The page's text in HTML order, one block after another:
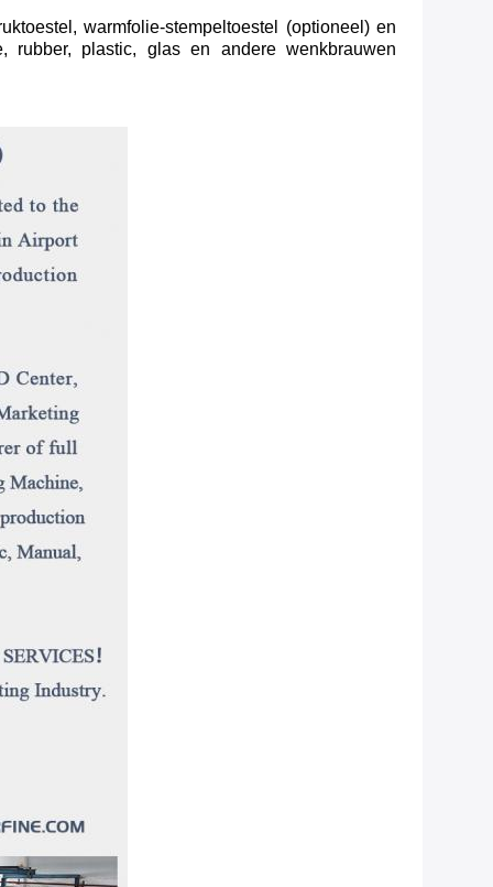
warmfolie-stempeltoestel (optioneel) en
rubber, plastic, glas en andere wenkbrauwen